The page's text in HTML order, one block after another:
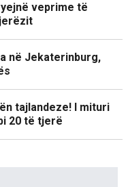
veprime të
në Jekaterinburg,
tajlandeze! I mituri
20 të tjerë